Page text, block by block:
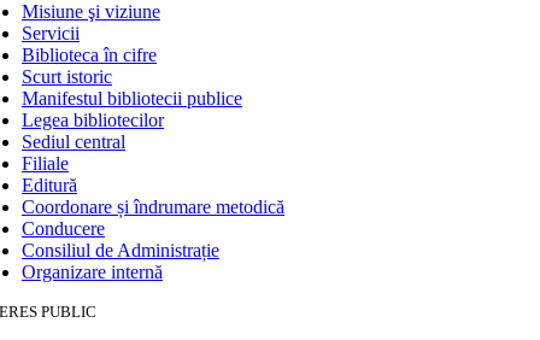
Misiune şi viziune
Servicii
Biblioteca în cifre
Scurt istoric
Manifestul bibliotecii publice
Legea bibliotecilor
Sediul central
Filiale
Editură
Coordonare și îndrumare metodică
Conducere
Consiliul de Administrație
Organizare internă
PUBLIC